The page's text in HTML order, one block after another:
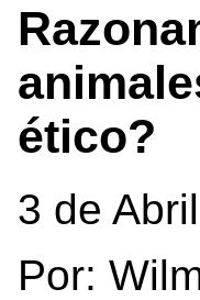
ético?
3 de
Por: